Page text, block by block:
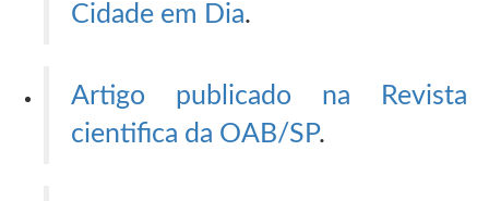
Cidade em Dia.
Artigo publicado na Revista
cientifica da OAB/SP.